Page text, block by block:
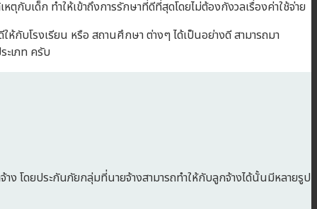
กับเด็ก ทำให้เข้าถึงการรักษาที่ดีที่สุดโดยไม่ต้องกังวลเรื่องค่าใช้จ่าย
กับโรงเรียน หรือ สถานศึกษา ต่างๆ ได้เป็นอย่างดี สามารถมา
ะเภท ครับ
โดยประกันภัยกลุ่มที่นายจ้างสามารถทำให้กับลูกจ้างได้นั้นมีหลายรูป